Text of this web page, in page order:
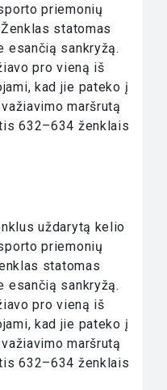
priemonių
statomas
esančią sankryžą.
pro vieną iš
kad jie pateko į
maršrutą
632–634 ženklais
uždarytą kelio
priemonių
statomas
esančią sankryžą.
pro vieną iš
kad jie pateko į
maršrutą
632–634 ženklais